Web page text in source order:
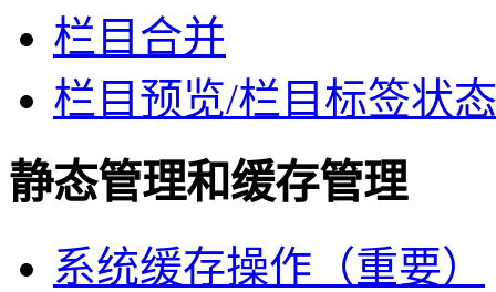
栏目合并
栏目预览/栏目标签状态
静态管理和缓存管理
系统缓存操作（重要）